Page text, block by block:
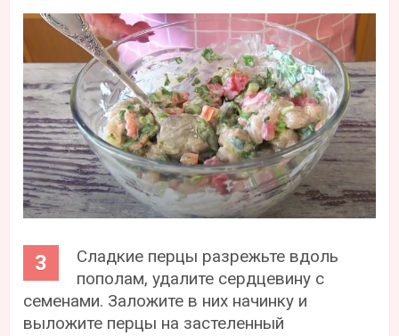
Сладкие перцы разрежьте вдоль
пополам, удалите сердцевину с
семенами. Заложите в них начинку и
выложите перцы на застеленный